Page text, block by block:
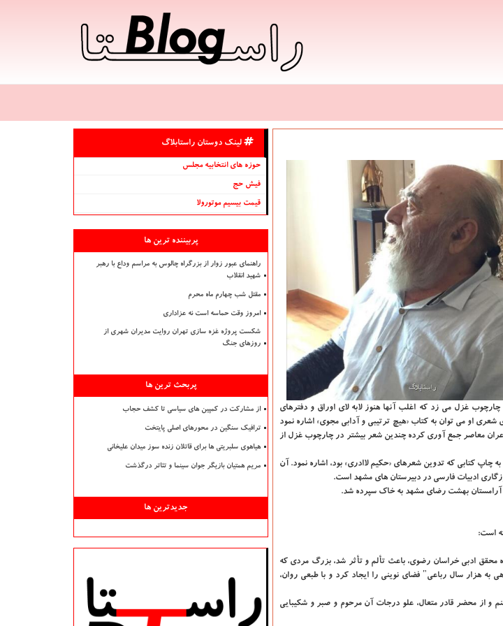
غزل می زد که اغلب آنها هنوز لابه لای اوراق و دفترهای
او می توان به کتاب «هیچ ترتیبی و آدابی مجوی» اشاره نمود
معاصر جمع آوری کرده چندین شعر بیشتر در چارچوب غزل از
کتابی که تدوین شعرهای «حکیم لاادری» بود، اشاره نمود. آن
در آرامستان بهشت رضای مشهد به خاک سپرده شد.
است:
محقق ادبی خراسان رضوی، باعث تألم و تأثر شد، بزرگ مردی که
هزار سال رباعی" فضای نوینی را ایجاد کرد و با طبعی روان،
از محضر قادر متعال، علو درجات آن مرحوم و صبر و شکیبایی
لینک دوستان راستابلاگ
حوزه های انتخابیه مجلس
فیش حج
قیمت بیسیم موتورولا
پربیننده ترین ها
راهنمای عبور زوار از بزرگراه چالوس به مراسم وداع با رهبر
شهید انقلاب
مقتل شب چهارم ماه محرم
امروز وقت حماسه است نه عزاداری
شکست پروژه غزه سازی تهران روایت مدیران شهری از
روزهای جنگ
پربحث ترین ها
از مشارکت در کمپین های سیاسی تا کشف حجاب
ترافیک سنگین در محورهای اصلی پایتخت
هیاهوی سلبریتی ها برای قاتلان زنده سوز میدان علیخانی
مریم همتیان بازیگر جوان سینما و تئاتر درگذشت
جدیدترین ها